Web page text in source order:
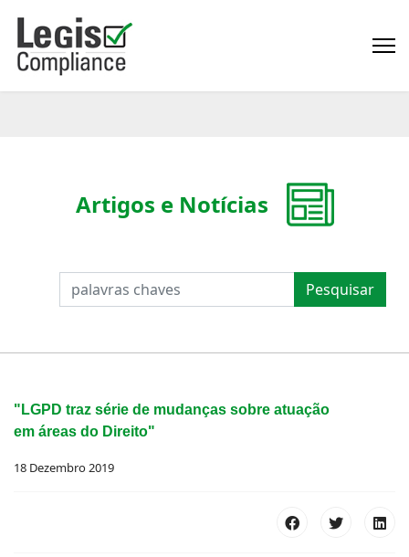
PESQUISAR Pesquisar
Artigos e Notícias
"LGPD traz série de mudanças sobre atuação
em áreas do Direito"
18 Dezembro 2019